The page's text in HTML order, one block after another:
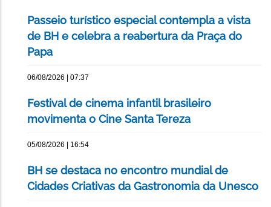
Passeio turístico especial contempla a vista
de BH e celebra a reabertura da Praça do
Papa
06/08/2026 | 07:37
Festival de cinema infantil brasileiro
movimenta o Cine Santa Tereza
05/08/2026 | 16:54
BH se destaca no encontro mundial de
Cidades Criativas da Gastronomia da Unesco